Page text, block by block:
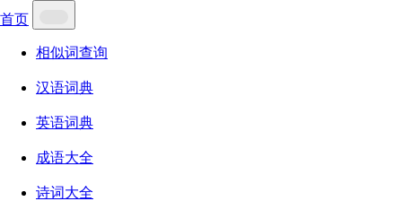
首页
相似词查询
汉语词典
英语词典
成语大全
诗词大全